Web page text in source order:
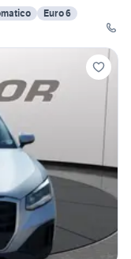
Euro 6